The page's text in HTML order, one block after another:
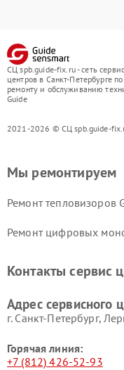
СЦ spb.guide-fix.ru - сеть
центров в Санкт-Петербурге по
ремонту и обслуживанию
Guide
2021-2026 © СЦ spb.guide-
Мы ремонтируем
Ремонт тепловизоров
Ремонт цифровых
Контакты сервис
Адрес сервисного
г. Санкт-Петербург,
Горячая линия:
+7 (812) 426-52-93